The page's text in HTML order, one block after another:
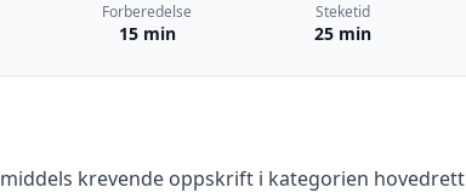
Forberedelse
15 min
Steketid
25 min
middels krevende oppskrift i kategorien hovedrett